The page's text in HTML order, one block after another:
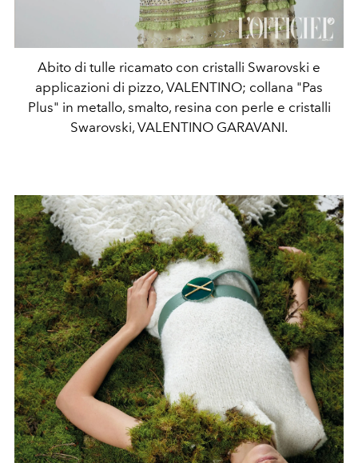
Abito di tulle ricamato con cristalli Swarovski e
applicazioni di pizzo, VALENTINO; collana "Pas
Plus" in metallo, smalto, resina con perle e cristalli
Swarovski, VALENTINO GARAVANI.